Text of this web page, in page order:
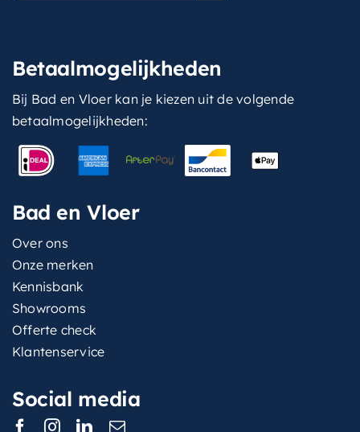
Betaalmogelijkheden
Bij Bad en Vloer kan je kiezen uit de volgende
betaalmogelijkheden:
Bad en Vloer
Over ons
Onze merken
Kennisbank
Showrooms
Offerte check
Klantenservice
Social media